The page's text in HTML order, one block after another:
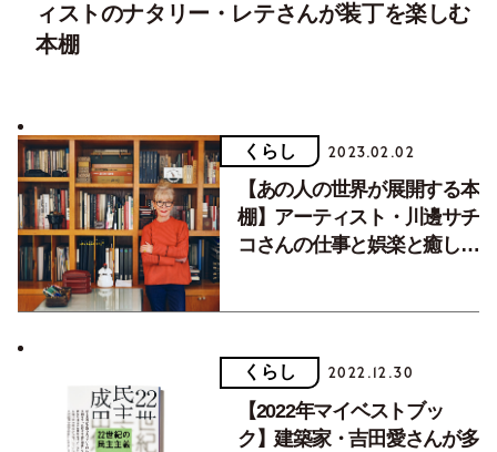
ィストのナタリー・レテさんが装丁を楽しむ
本棚
くらし 2023.02.02
【あの人の世界が展開する本
棚】アーティスト・川邊サチ
コさんの仕事と娯楽と癒しの
くらし 2022.12.30
【2022年マイベストブッ
ク】建築家・吉田愛さんが多